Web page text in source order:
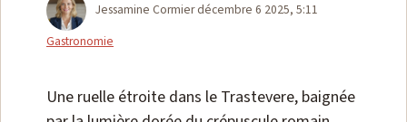
Jessamine Cormierdécembre 6 2025, 5:11
Gastronomie
Une ruelle étroite dans le Trastevere, baignée